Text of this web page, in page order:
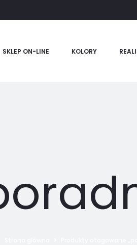
SKLEP ON-LINE KOLORY